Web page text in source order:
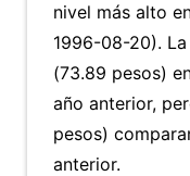
nivel más alto
1996-08-20). La
(73.89 pesos)
año anterior,
pesos)
anterior.